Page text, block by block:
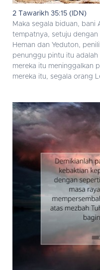
2 Tawarikh 35:15 (IDN)
Maka segala biduan, bani
tempatnya, setuju
Heman dan Yeduton,
penunggu pintu itu
mereka itu meninggalkan
mereka itu, segala orang